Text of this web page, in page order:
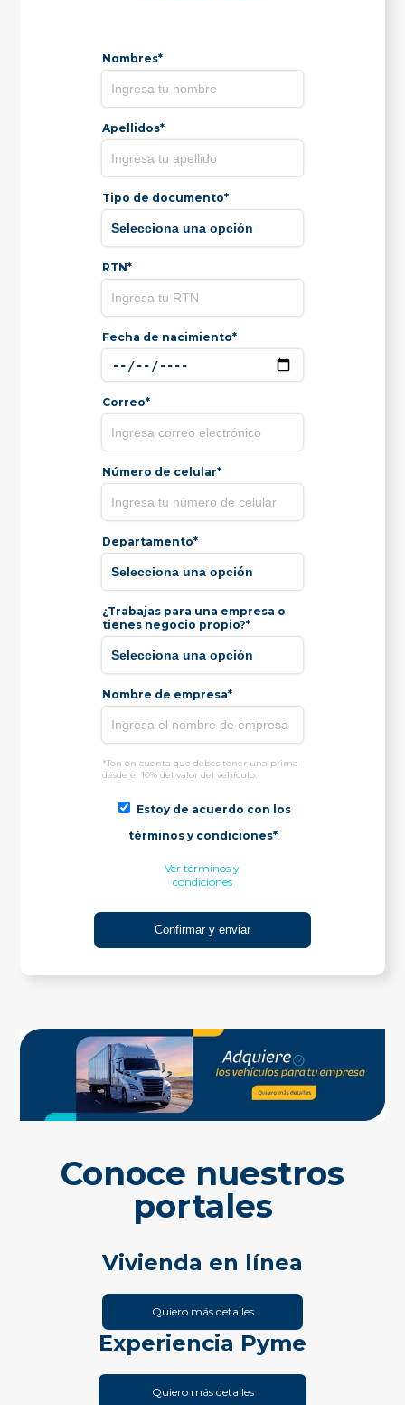
Nombres*
Apellidos*
Tipo de documento*
RTN*
Fecha de nacimiento*
Correo*
Número de celular*
Departamento*
¿Trabajas para una empresa o
tienes negocio propio?*
Nombre de empresa*
*Ten en cuenta que debes tener una prima
desde el 10% del valor del vehículo.
Estoy de acuerdo con los
términos y condiciones*
Ver términos y
condiciones
Conoce nuestros
portales
Vivienda en línea
Quiero más detalles
Experiencia Pyme
Quiero más detalles